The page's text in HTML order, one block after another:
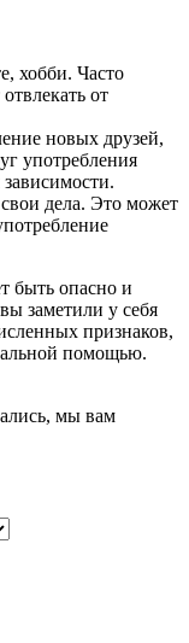
хобби. Часто
от
новых друзей,
употребления
дела. Это может
быть опасно и
заметили у себя
признаков,
помощью.
мы вам